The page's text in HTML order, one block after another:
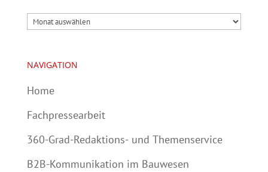
Archiv
NAVIGATION
Home
Fachpressearbeit
360-Grad-Redaktions- und Themenservice
B2B-Kommunikation im Bauwesen